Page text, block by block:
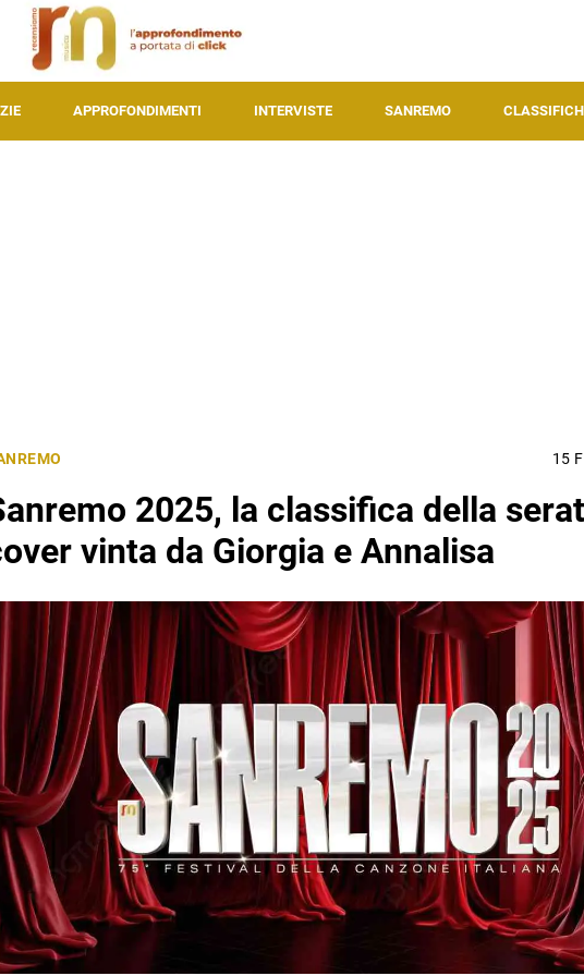
APPROFONDIMENTI INTERVISTE SANREMO
15
2025, la classifica della
vinta da Giorgia e Annalisa